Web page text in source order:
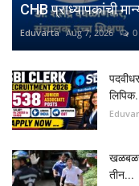
CHB प्राध्यापकांची
Eduvarta Aug 7, 2026 0
तीन...